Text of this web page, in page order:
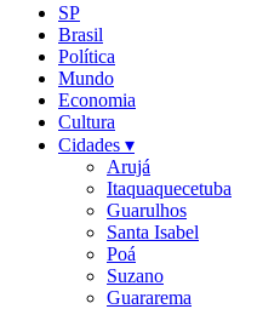
SP
Brasil
Política
Mundo
Economia
Cultura
Cidades ▾
Arujá
Itaquaquecetuba
Guarulhos
Santa Isabel
Poá
Suzano
Guararema